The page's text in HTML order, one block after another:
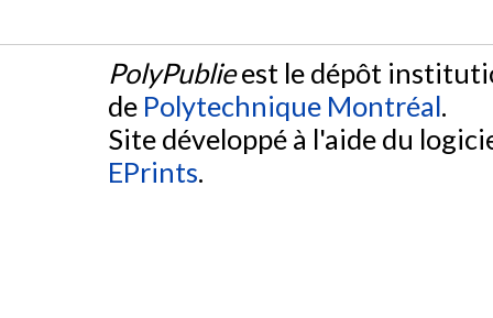
PolyPublieest le dépôt
de Polytechnique Montréal.
Site développé à l'aide du
EPrints.